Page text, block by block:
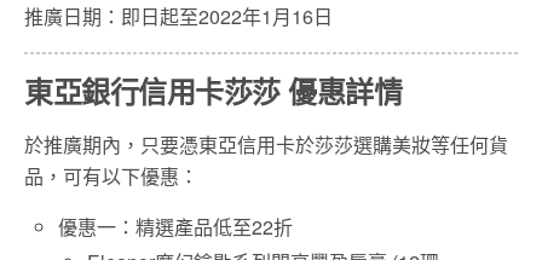
推廣日期：即日起至2022年1月16日
東亞銀行信用卡莎莎優惠詳情
於推廣期內，只要憑東亞信用卡於莎莎選購美妝等任何貨
品，可有以下優惠：
優惠一：精選產品低至22折